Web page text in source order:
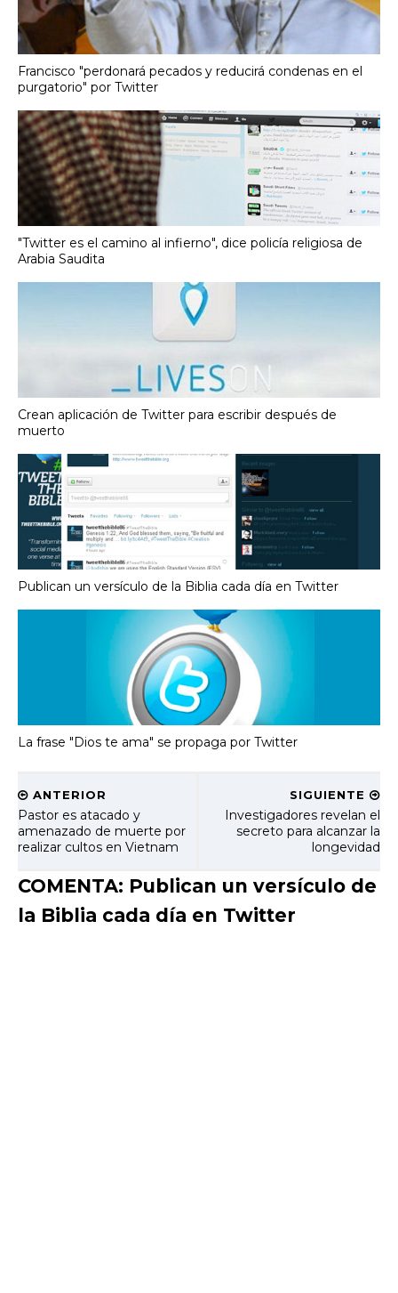
Francisco "perdonará pecados y reducirá condenas en el
purgatorio" por Twitter
"Twitter es el camino al infierno", dice policía religiosa de
Arabia Saudita
Crean aplicación de Twitter para escribir después de
muerto
Publican un versículo de la Biblia cada día en Twitter
La frase "Dios te ama" se propaga por Twitter
SIGUIENTE
Investigadores revelan el
secreto para alcanzar la
longevidad
ANTERIOR
Pastor es atacado y
amenazado de muerte por
realizar cultos en Vietnam
COMENTA: Publican un versículo de
la Biblia cada día en Twitter